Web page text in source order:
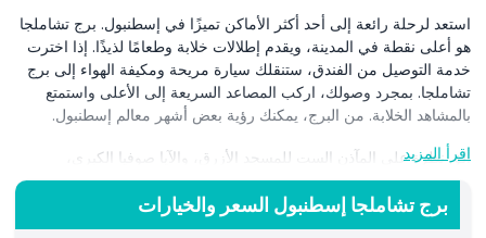
استعد لرحلة رائعة إلى أحد أكثر الأماكن تميزًا في إسطنبول. برج تشاملجا
هو أعلى نقطة في المدينة، ويقدم إطلالات خلابة وطعامًا لذيذًا. إذا اخترت
خدمة التوصيل من الفندق، ستنقلك سيارة مريحة ومكيفة الهواء إلى برج
تشاملجا. بمجرد وصولك، اركب المصاعد السريعة إلى الأعلى واستمتع
بالمشاهد الخلابة. من البرج، يمكنك رؤية بعض أشهر معالم إسطنبول.
ألقِ نظرة على المآذن الست للمسجد الأزرق، والآيا صوفيا الكبرى،
والسوق الكبير المزدحم من الأعلى. سترى أيضًا قصر توبكابي التاريخي
وناطحات السحاب الحديثة في حي ليفنت. هناك العديد من خيارات الطعام
للاختيار من بينها. ابدأ يومك بفطور تركي تقليدي، أو تمتع بعشاء تركي
اقرأ المزيد
برج تشاملجا إسطنبول السعر والخيارات